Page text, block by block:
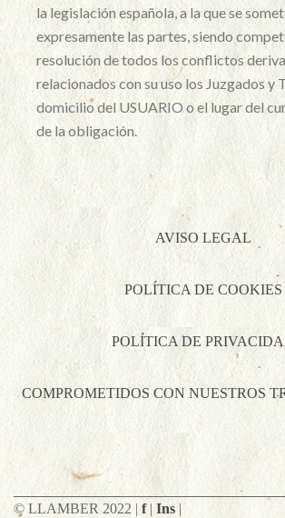
la legislación española, a la que se
expresamente las partes, siendo
resolución de todos los conflictos
relacionados con su uso los Juzgados y
domicilio del USUARIO o el lugar del
de la obligación.
AVISO LEGAL
POLÍTICA DE COOKIES
POLÍTICA DE
COMPROMETIDOS CON NUESTROS
© LLAMBER 2022 |f| Ins |